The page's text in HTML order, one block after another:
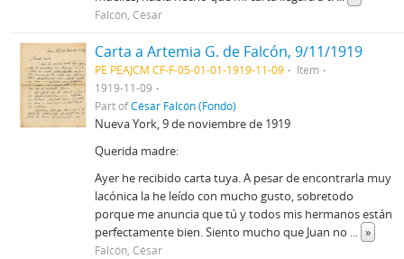
Falcón, César
Carta a Artemia G. de Falcón, 9/11/1919
PE PEAJCM CF-F-05-01-01-1919-11-09
Item
1919-11-09
Part ofCésar Falcón (Fondo)
Nueva York, 9 de noviembre de 1919
Querida madre:
Ayer he recibido carta tuya. A pesar de encontrarla muy
lacónica la he leído con mucho gusto, sobretodo
porque me anuncia que tú y todos mis hermanos están
perfectamente bien. Siento mucho que Juan no ... »
Falcón, César